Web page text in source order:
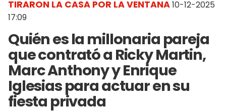
TIRARON LA CASA POR LA VENTANA10-12-2025
17:09
Quién es la millonaria pareja
que contrató a Ricky Martin,
Marc Anthony y Enrique
Iglesias para actuar en su
fiesta privada